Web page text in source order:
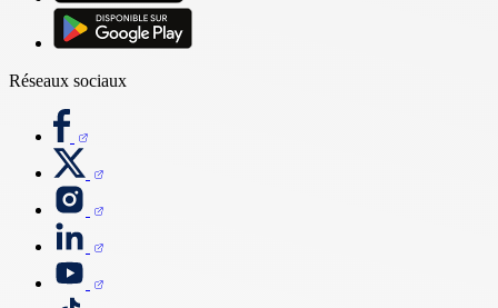
Réseaux sociaux